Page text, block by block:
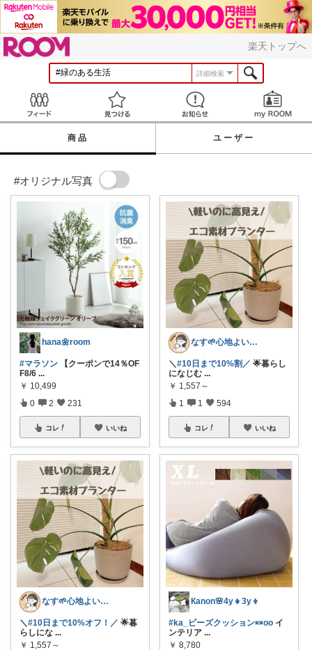
楽天トップへ
詳細検索
見つける お知らせ
商品 ユーザー
#オリジナル写真
hana🌼room
#マラソン 【クーポンで14％OF
F8/6 ...
￥ 10,499
0 2 231
コレ いいね
なす🌱心地よい暮らしと美味しい時間✨
＼ #10日まで10%オフ！／ 🌟暮
らしにな ...
￥ 1,557～
なす🌱心地よい暮らしと美味しい時間✨
＼ #10日まで10%割／ 🌟暮らし
になじむ ...
￥ 1,557～
1 1 594
コレ いいね
Кanon🌸4y👧3y👦
#ka_ビーズクッション🍬oo イ
ンテリア ...
￥ 8,780